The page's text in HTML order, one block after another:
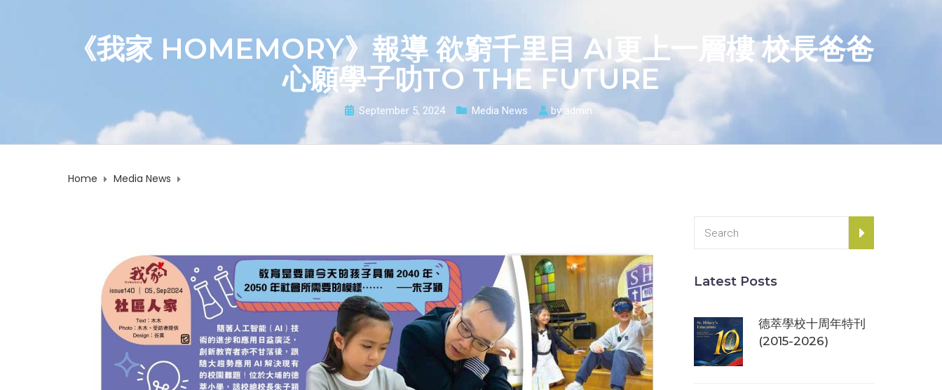
《我家 HOMEMORY》報導 欲窮千里目 AI更上一層樓 校長爸爸
心願學子叻TO THE FUTURE
September 5, 2024 Media News by admin
Home Media News
Latest Posts
德萃學校十周年特刊
(2015-2026)